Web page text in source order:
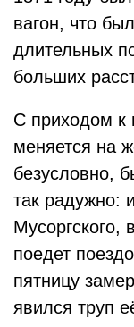
вагон, что
длительных
больших
С приходом к
меняется на
безусловно,
так радужно:
Мусоргского,
поедет
пятницу
явился труп